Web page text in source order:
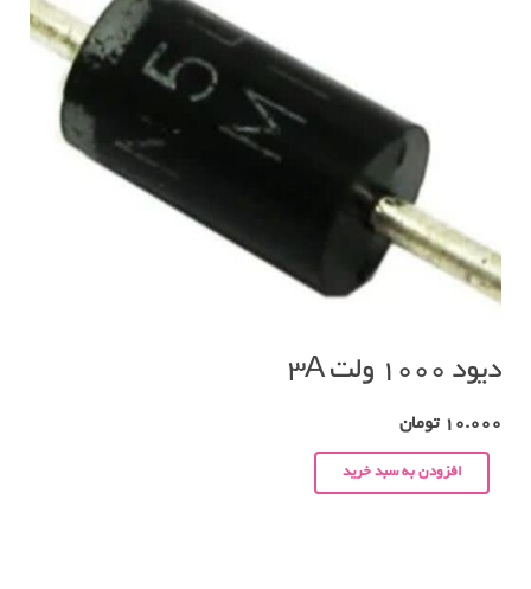
دیود ۱۰۰۰ ولت ۳A
10.000 تومان
افزودن به سبد خرید